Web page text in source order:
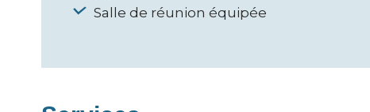
Salle de réunion équipée